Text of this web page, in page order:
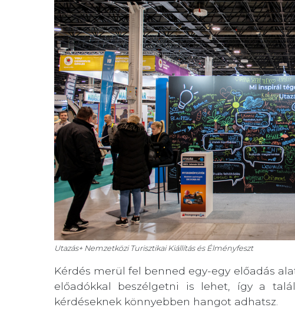
Utazás+ Nemzetközi Turisztikai Kiállítás és Élményfeszt
Kérdés merül fel benned egy-egy előadás
előadókkal beszélgetni is lehet, így a
kérdéseknek könnyebben hangot adhatsz.